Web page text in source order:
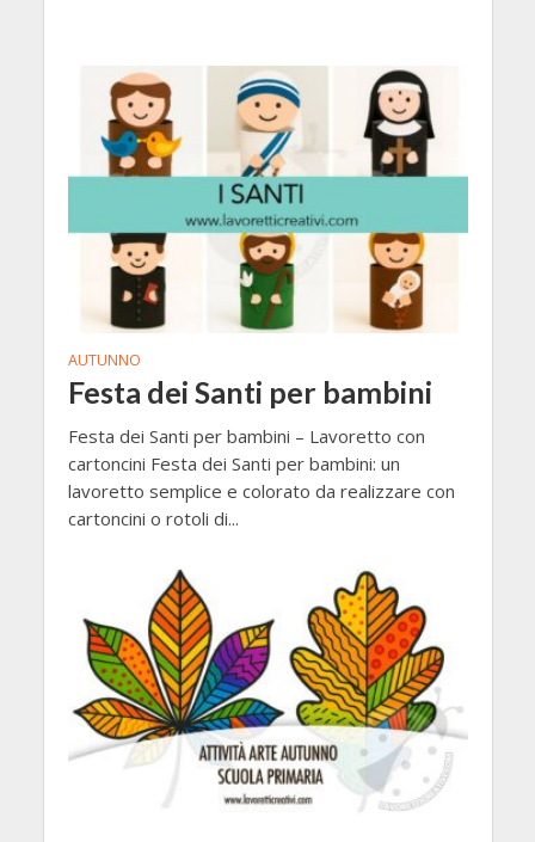
AUTUNNO
Festa dei Santi per bambini
Festa dei Santi per bambini – Lavoretto con
cartoncini Festa dei Santi per bambini: un
lavoretto semplice e colorato da realizzare con
cartoncini o rotoli di...